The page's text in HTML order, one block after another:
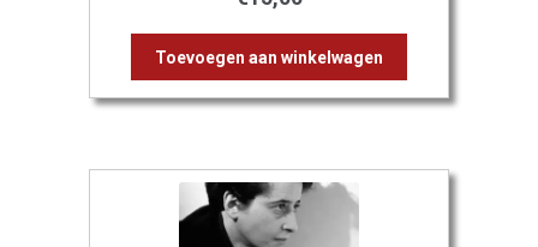
Toevoegen aan winkelwagen